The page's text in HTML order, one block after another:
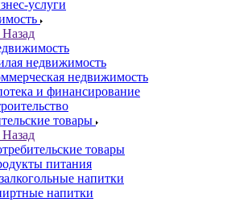
услуги
Назад
недвижимость
недвижимость
и финансирование
товары
Назад
товары
питания
напитки
напитки